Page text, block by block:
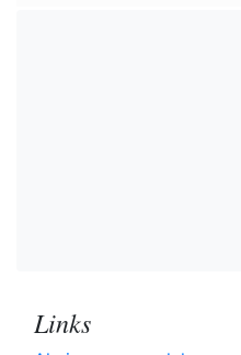
Links